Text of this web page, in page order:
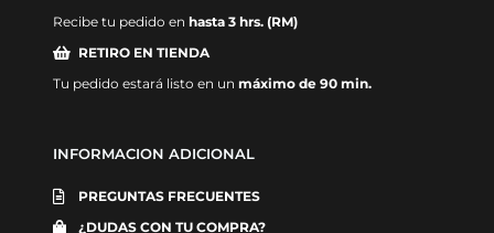
Recibe tu pedido en hasta 3 hrs. (RM)
RETIRO EN TIENDA
Tu pedido estará listo en un máximo de 90 min.
INFORMACION ADICIONAL
PREGUNTAS FRECUENTES
¿DUDAS CON TU COMPRA?